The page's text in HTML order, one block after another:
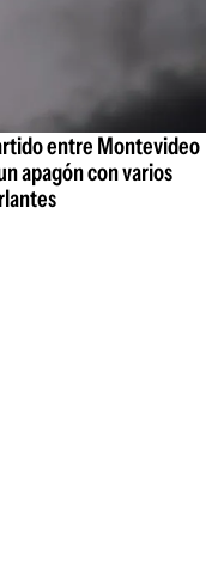
entre Montevideo
apagón con varios